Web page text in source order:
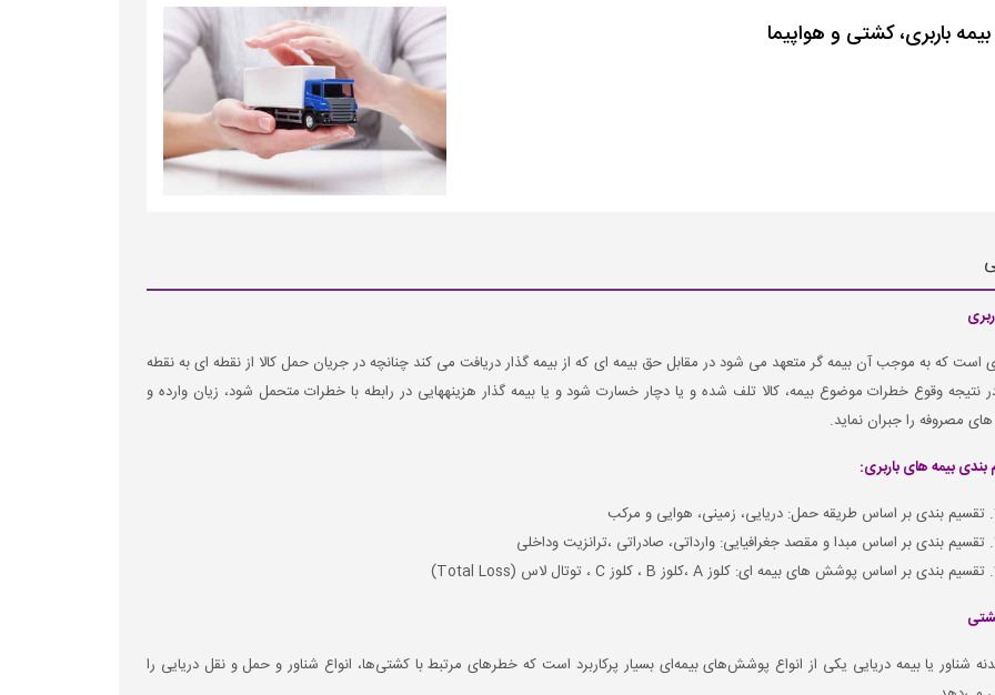
بیمه باربری، کشتی و هواپیما
است که به موجب آن بیمه گر متعهد می شود در مقابل حق بیمه ای که از بیمه گذار دریافت می کند چنانچه در جریان حمل کالا از نقطه ای به نقطه
نتیجه وقوع خطرات موضوع بیمه، کالا تلف شده و یا دچار خسارت شود و یا بیمه گذار هزینه­هایی در رابطه با خطرات متحمل شود، زیان وارده و
مصروفه را جبران نماید.
بیمه های باربری:
تقسیم بندی بر اساس طریقه حمل: دریایی، زمینی، هوایی و مرکب
تقسیم بندی بر اساس مبدا و مقصد جغرافیایی: وارداتی، صادراتی ،ترانزیت وداخلی
تقسیم بندی بر اساس پوشش های بیمه ای: کلوز A ،کلوز B ، کلوز C ، توتال لاس (Total Loss)
شناور یا بیمه دریایی یکی از انواع پوشش‌های بیمه‌ای بسیار پرکاربرد است که خطرهای مرتبط با کشتی‌ها، انواع شناور و حمل و نقل دریایی را